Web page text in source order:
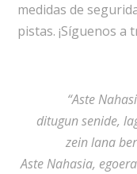
medidas de
pistas. ¡Síguenos a
“Aste
ditugun senide,
zein lana
Aste Nahasia,